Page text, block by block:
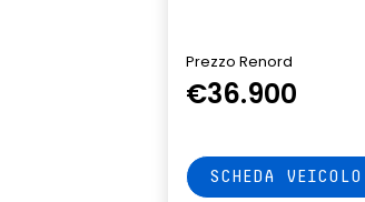
Prezzo Renord
€36.900
SCHEDA VEICOLO